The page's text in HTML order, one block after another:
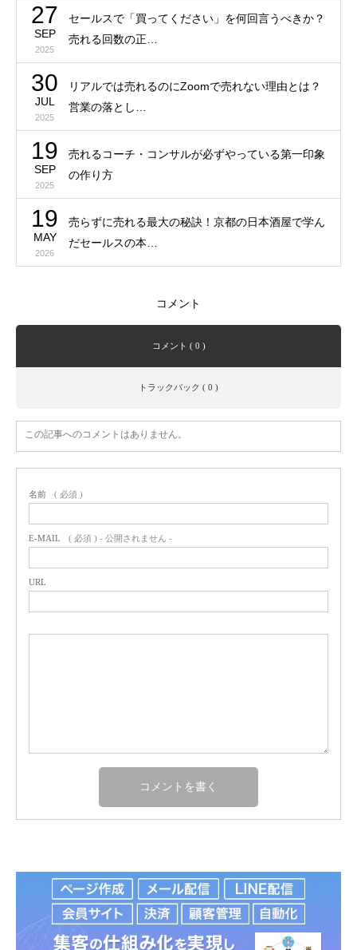
27
SEP
2025
セールスで「買ってください」を何回言うべきか？
売れる回数の正…
30
JUL
2025
リアルでは売れるのにZoomで売れない理由とは？
営業の落とし…
19
SEP
2025
売れるコーチ・コンサルが必ずやっている第一印象
の作り方
19
MAY
2026
売らずに売れる最大の秘訣！京都の日本酒屋で学ん
だセールスの本…
コメント
コメント ( 0 )
トラックバック ( 0 )
この記事へのコメントはありません。
名前 ( 必須 )
E-MAIL ( 必須 ) - 公開されません -
URL